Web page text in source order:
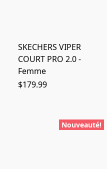
SKECHERS VIPER
COURT PRO 2.0 -
Femme
$179.99
Nouveauté!